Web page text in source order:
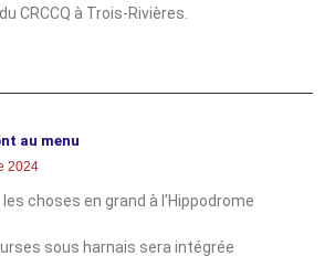
CRCCQ à Trois-Rivières.
au menu
2024
choses en grand à l’Hippodrome
sous harnais sera intégrée